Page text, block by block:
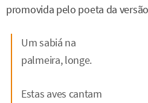
promovida pelo poeta da
Um sabiá na
palmeira, longe.
Estas aves cantam